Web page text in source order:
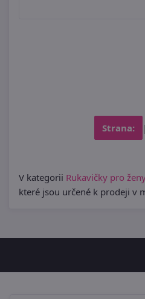
Strana: |
V kategorii Rukavičky pro
které jsou určené k prodeji v